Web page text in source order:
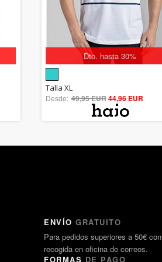
Dto. hasta 30%
out of 5
Talla XL
Desde: 49,95 EUR44,96 EUR
ENVÍO GRATUITO
Para pedidos superiores a 50€ con
recogida en oficina de correos.
FORMAS DE PAGO